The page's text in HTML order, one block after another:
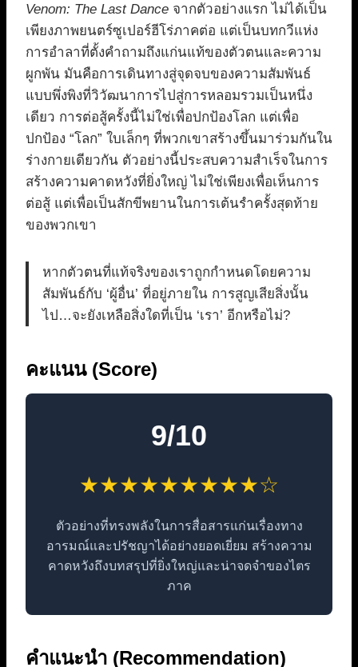
Venom: The Last Dance จากตัวอย่างแรก ไม่ได้เป็น
เพียงภาพยนตร์ซูเปอร์ฮีโร่ภาคต่อ แต่เป็นบทกวีแห่ง
การอำลาที่ตั้งคำถามถึงแก่นแท้ของตัวตนและความ
ผูกพัน มันคือการเดินทางสู่จุดจบของความสัมพันธ์
แบบพึ่งพิงที่วิวัฒนาการไปสู่การหลอมรวมเป็นหนึ่ง
เดียว การต่อสู้ครั้งนี้ไม่ใช่เพื่อปกป้องโลก แต่เพื่อ
ปกป้อง “โลก” ใบเล็กๆ ที่พวกเขาสร้างขึ้นมาร่วมกันใน
ร่างกายเดียวกัน ตัวอย่างนี้ประสบความสำเร็จในการ
สร้างความคาดหวังที่ยิ่งใหญ่ ไม่ใช่เพียงเพื่อเห็นการ
ต่อสู้ แต่เพื่อเป็นสักขีพยานในการเต้นรำครั้งสุดท้าย
ของพวกเขา
หากตัวตนที่แท้จริงของเราถูกกำหนดโดยความ
สัมพันธ์กับ ‘ผู้อื่น’ ที่อยู่ภายใน การสูญเสียสิ่งนั้น
ไป…จะยังเหลือสิ่งใดที่เป็น ‘เรา’ อีกหรือไม่?
คะแนน (Score)
9/10
★★★★★★★★★☆
ตัวอย่างที่ทรงพลังในการสื่อสารแก่นเรื่องทาง
อารมณ์และปรัชญาได้อย่างยอดเยี่ยม สร้างความ
คาดหวังถึงบทสรุปที่ยิ่งใหญ่และน่าจดจำของไตร
ภาค
คำแนะนำ (Recommendation)